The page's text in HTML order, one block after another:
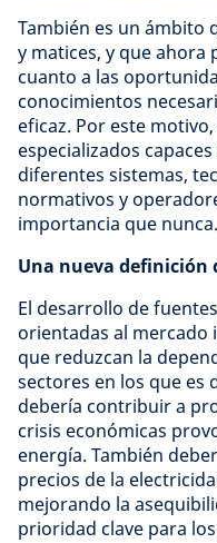
También es un ámbito
y matices, y que ahora
cuanto a las
conocimientos
eficaz. Por este
especializados
diferentes sistemas,
normativos y
importancia que nunca.
Una nueva definición
El desarrollo de
orientadas al
que reduzcan la
sectores en los que es
debería contribuir a
crisis económicas
energía. También
precios de la
mejorando la
prioridad clave para